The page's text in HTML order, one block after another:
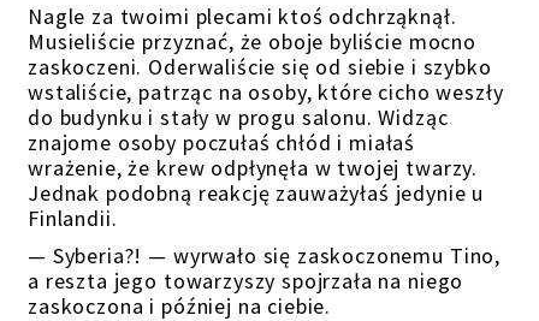
Nagle za twoimi plecami ktoś odchrząknął.
Musieliście przyznać, że oboje byliście mocno
zaskoczeni. Oderwaliście się od siebie i szybko
wstaliście, patrząc na osoby, które cicho weszły
do budynku i stały w progu salonu. Widząc
znajome osoby poczułaś chłód i miałaś
wrażenie, że krew odpłynęła w twojej twarzy.
Jednak podobną reakcję zauważyłaś jedynie u
Finlandii.
— Syberia?! — wyrwało się zaskoczonemu Tino,
a reszta jego towarzyszy spojrzała na niego
zaskoczona i później na ciebie.